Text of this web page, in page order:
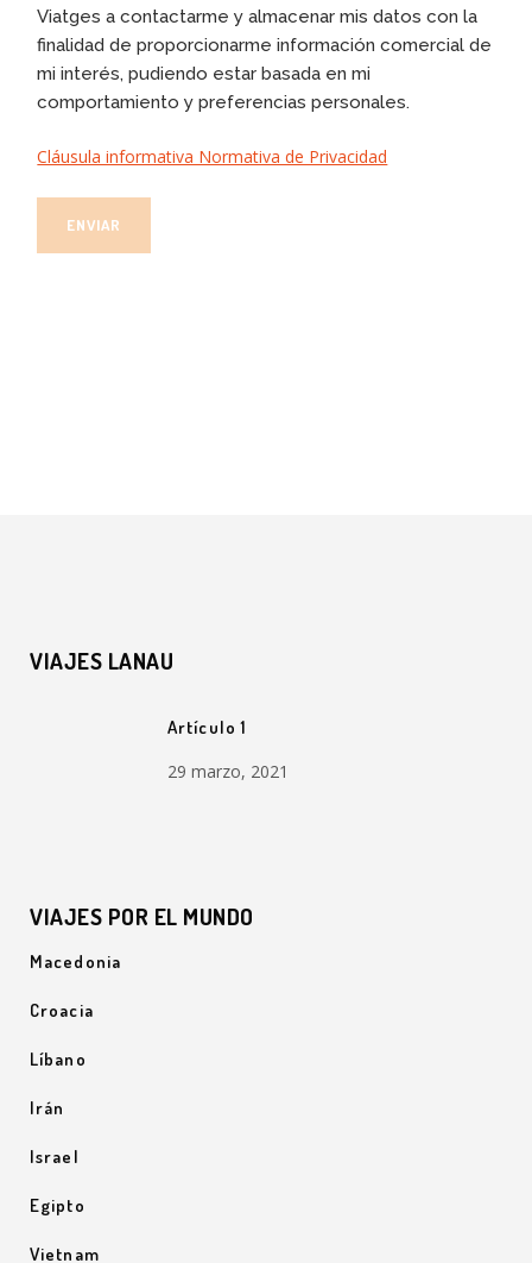
Viatges a contactarme y almacenar mis datos con la
finalidad de proporcionarme información comercial de
mi interés, pudiendo estar basada en mi
comportamiento y preferencias personales.
Cláusula informativa Normativa de Privacidad
VIAJES LANAU
Artículo 1
29 marzo, 2021
VIAJES POR EL MUNDO
Macedonia
Croacia
Líbano
Irán
Israel
Egipto
Vietnam